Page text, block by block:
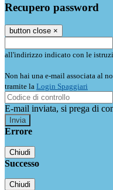
Recupero password
button close ×
all'indirizzo indicato con le
Non hai una e-mail associata al
tramite la Login Spaggiari
E-mail inviata, si prega di
Errore
Chiudi
Successo
Chiudi